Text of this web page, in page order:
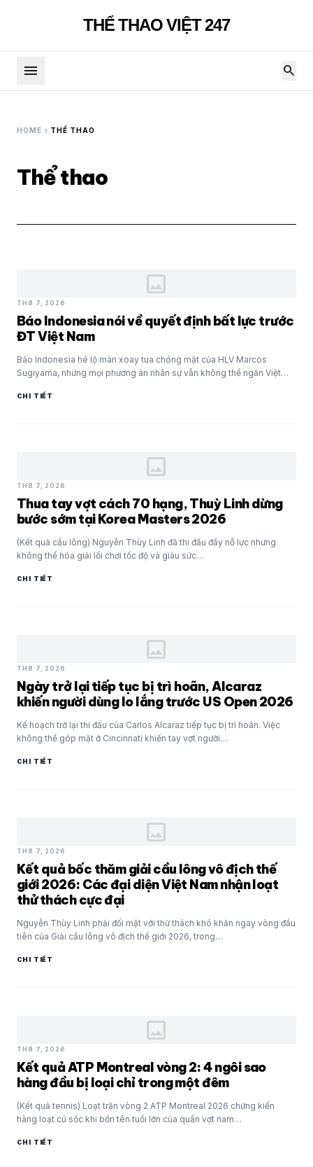
THỂ THAO VIỆT 247
menu search
HOME chevron_right THỂ THAO
Thể thao
image
TH8 7, 2026
Báo Indonesia nói về quyết định bất lực trước
ĐT Việt Nam
Báo Indonesia hé lộ màn xoay tua chóng mặt của HLV Marcos
Sugiyama, nhưng mọi phương án nhân sự vẫn không thể ngăn Việt
CHI TIẾT
image
TH8 7, 2026
Thua tay vợt cách 70 hạng, Thuỳ Linh dừng
bước sớm tại Korea Masters 2026
(Kết quả cầu lông) Nguyễn Thùy Linh đã thi đấu đầy nỗ lực nhưng
không thể hóa giải lối chơi tốc độ và giàu sức…
CHI TIẾT
image
TH8 7, 2026
Ngày trở lại tiếp tục bị trì hoãn, Alcaraz
khiến người dùng lo lắng trước US Open 2026
Kế hoạch trở lại thi đấu của Carlos Alcaraz tiếp tục bị trì hoãn. Việc
không thể góp mặt ở Cincinnati khiến tay vợt người…
CHI TIẾT
image
TH8 7, 2026
Kết quả bốc thăm giải cầu lông vô địch thế
giới 2026: Các đại diện Việt Nam nhận loạt
thử thách cực đại
Nguyễn Thùy Linh phải đối mặt với thử thách khó khăn ngay vòng đầu
tiên của Giải cầu lông vô địch thế giới 2026, trong…
CHI TIẾT
image
TH8 7, 2026
Kết quả ATP Montreal vòng 2: 4 ngôi sao
hàng đầu bị loại chỉ trong một đêm
(Kết quả tennis) Loạt trận vòng 2 ATP Montreal 2026 chứng kiến
hàng loạt cú sốc khi bốn tên tuổi lớn của quần vợt nam…
CHI TIẾT